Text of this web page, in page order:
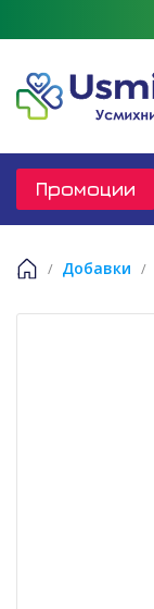
Промоции
Добавки